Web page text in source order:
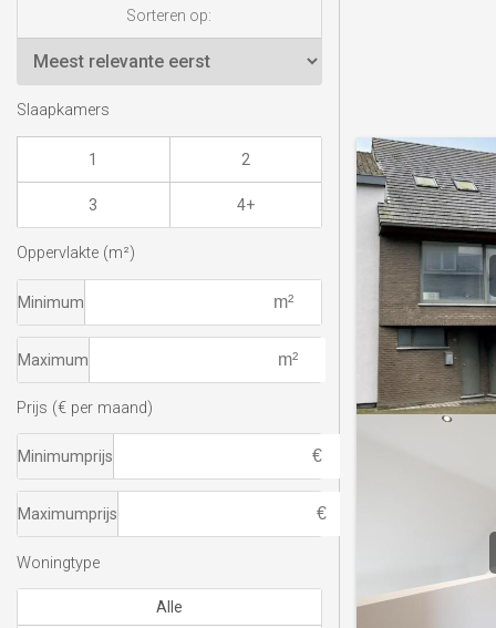
Sorteren op:
Slaapkamers
1 2
3 4+
Oppervlakte (m²)
Minimum
Maximum
Prijs (€ per maand)
Minimumprijs
Maximumprijs
Woningtype
Alle